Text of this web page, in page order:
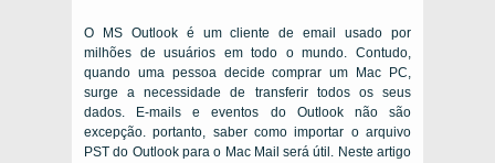
O MS Outlook é um cliente de email usado por
milhões de usuários em todo o mundo. Contudo,
quando uma pessoa decide comprar um Mac PC,
surge a necessidade de transferir todos os seus
dados. E-mails e eventos do Outlook não são
excepção. portanto, saber como importar o arquivo
PST do Outlook para o Mac Mail será útil. Neste artigo